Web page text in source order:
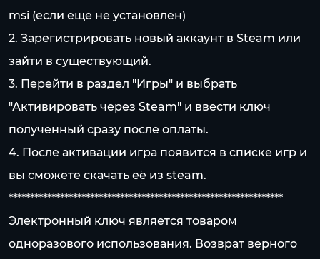
msi (если еще не установлен)
2. Зарегистрировать новый аккаунт в Steam или
зайти в существующий.
3. Перейти в раздел "Игры" и выбрать
"Активировать через Steam" и ввести ключ
полученный сразу после оплаты.
4. После активации игра появится в списке игр и
вы сможете скачать её из steam.
****************************************************************
Электронный ключ является товаром
одноразового использования. Возврат верного